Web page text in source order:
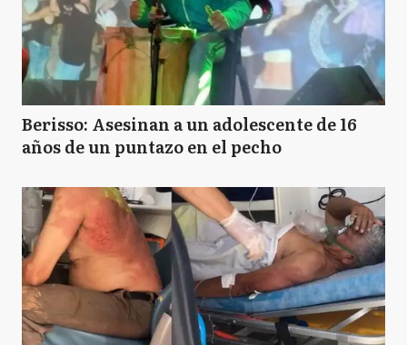
Berisso: Asesinan a un adolescente de 16
años de un puntazo en el pecho